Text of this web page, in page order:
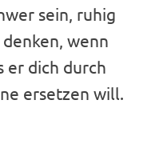
sein, ruhig
wenn
er dich durch
ersetzen will.